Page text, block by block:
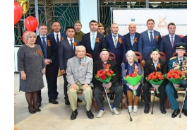
КОМУ ПРИНАДЛЕЖАТ
ТОРГОВЫЕ ЦЕНТРЫ
ТАТАРСТАНА
БЮДЖЕТ
ИНВЕСТИЦИИ
МАШИНОСТРОЕНИЕ
НЕФТЕХИМИЯ
НЕФТЬ
ОПК
НОВОСТИ АВТО
БИЗНЕС
НОВОСТИ БИЗНЕСА
РОЗНИЧНАЯ ТОРГОВЛЯ
ТРАНСПОРТ
ТЕХНОЛОГИИ
НОВОСТИ ТЕХНОЛОГИЙ
IT
МЕРОПРИЯТИЯ
НОВОСТИ МЕРОПРИЯТИЙ
СПОРТ